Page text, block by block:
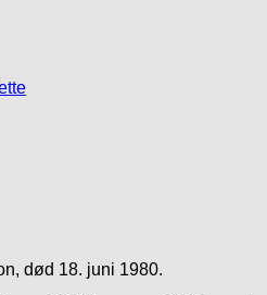
død 18. juni 1980.